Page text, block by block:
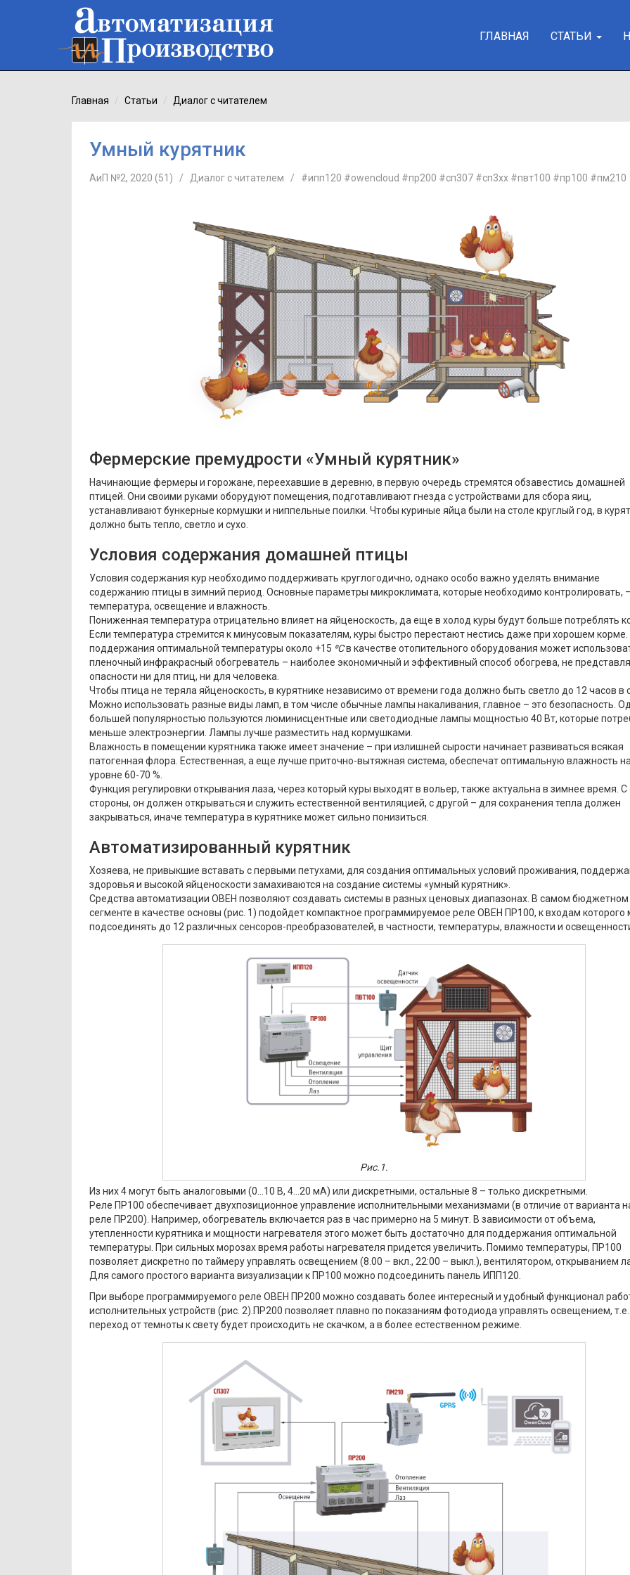
ГЛАВНАЯ СТАТЬИ
Главная Статьи Диалог с читателем
Умный курятник
АиП №2, 2020 (51) / Диалог с читателем / #ипп120 #owencloud #пр200 #сп307 #сп3хх #пвт100 #пр100 #пм210
Фермерские премудрости «Умный курятник»
Начинающие фермеры и горожане, переехавшие в деревню, в первую очередь стремятся обзавестись домашней
птицей. Они своими руками оборудуют помещения, подготавливают гнезда с устройствами для сбора яиц,
устанавливают бункерные кормушки и ниппельные поилки. Чтобы куриные яйца были на столе круглый год, в
должно быть тепло, светло и сухо.
Условия содержания домашней птицы
Условия содержания кур необходимо поддерживать круглогодично, однако особо важно уделять внимание
содержанию птицы в зимний период. Основные параметры микроклимата, которые необходимо контролировать, –
температура, освещение и влажность.
Пониженная температура отрицательно влияет на яйценоскость, да еще в холод куры будут больше потреблять
Если температура стремится к минусовым показателям, куры быстро перестают нестись даже при хорошем
поддержания оптимальной температуры около +15 ⁰Св качестве отопительного оборудования может
пленочный инфракрасный обогреватель – наиболее экономичный и эффективный способ обогрева, не
опасности ни для птиц, ни для человека.
Чтобы птица не теряла яйценоскость, в курятнике независимо от времени года должно быть светло до 12 часов в
Можно использовать разные виды ламп, в том числе обычные лампы накаливания, главное – это безопасность.
большей популярностью пользуются люминисцентные или светодиодные лампы мощностью 40 Вт, которые
меньше электроэнергии. Лампы лучше разместить над кормушками.
Влажность в помещении курятника также имеет значение – при излишней сырости начинает развиваться всякая
патогенная флора. Естественная, а еще лучше приточно-вытяжная система, обеспечат оптимальную влажность на
уровне 60-70 %.
Функция регулировки открывания лаза, через который куры выходят в вольер, также актуальна в зимнее время. С
стороны, он должен открываться и служить естественной вентиляцией, с другой – для сохранения тепла должен
закрываться, иначе температура в курятнике может сильно понизиться.
Автоматизированный курятник
Хозяева, не привыкшие вставать с первыми петухами, для создания оптимальных условий проживания,
здоровья и высокой яйценоскости замахиваются на создание системы «умный курятник».
Средства автоматизации ОВЕН позволяют создавать системы в разных ценовых диапазонах. В самом бюджетном
сегменте в качестве основы (рис. 1) подойдет компактное программируемое реле ОВЕН ПР100, к входам которого
подсоединять до 12 различных сенсоров-преобразователей, в частности, температуры, влажности и
Рис.1.
Из них 4 могут быть аналоговыми (0…10 В, 4…20 мА) или дискретными, остальные 8 – только дискретными.
Реле ПР100 обеспечивает двухпозиционное управление исполнительными механизмами (в отличие от варианта
реле ПР200). Например, обогреватель включается раз в час примерно на 5 минут. В зависимости от объема,
утепленности курятника и мощности нагревателя этого может быть достаточно для поддержания оптимальной
температуры. При сильных морозах время работы нагревателя придется увеличить. Помимо температуры, ПР100
позволяет дискретно по таймеру управлять освещением (8.00 – вкл., 22:00 – выкл.), вентилятором, открыванием
Для самого простого варианта визуализации к ПР100 можно подсоединить панель ИПП120.
При выборе программируемого реле ОВЕН ПР200 можно создавать более интересный и удобный функционал
исполнительных устройств (рис. 2).ПР200 позволяет плавно по показаниям фотодиода управлять освещением, т.е.
переход от темноты к свету будет происходить не скачком, а в более естественном режиме.